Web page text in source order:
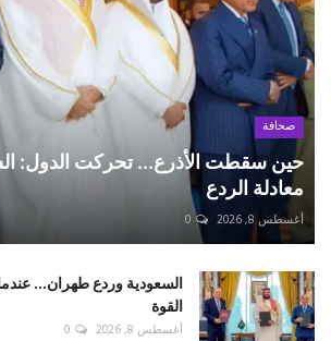
صحافة
حين سقطت الأذرع... تحركت الدول:
معادلة الردع
أغسطس 8, 2026 0
السعودية وردع طهران...
القوة
أغسطس 8, 2026 0